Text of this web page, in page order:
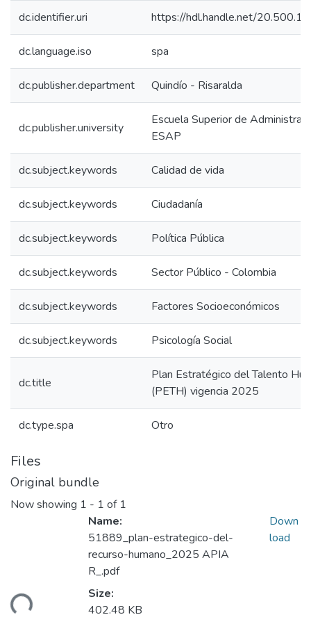
dc.identifier.uri https://hdl.handle.net/
dc.language.iso spa
dc.publisher.department Quindío - Risaralda
dc.publisher.university
Escuela Superior de
ESAP
dc.subject.keywords Calidad de vida
dc.subject.keywords Ciudadanía
dc.subject.keywords Política Pública
dc.subject.keywords Sector Público - Colombia
dc.subject.keywords Factores Socioeconómicos
dc.subject.keywords Psicología Social
dc.title
Plan Estratégico del Talento
(PETH) vigencia 2025
dc.type.spa Otro
Files
Original bundle
Now showing 1 - 1 of 1
Name:
51889_plan-estrategico-del-
recurso-humano_2025 APIA
R_.pdf
Size:
402.48 KB
Down
load